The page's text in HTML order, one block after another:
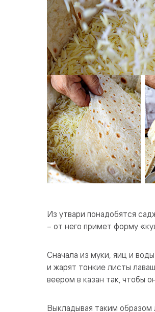
Из утвари понадобятся
– от него примет форму
Сначала из муки, яиц и
и жарят тонкие листы
веером в казан так, чтобы
Выкладывая таким